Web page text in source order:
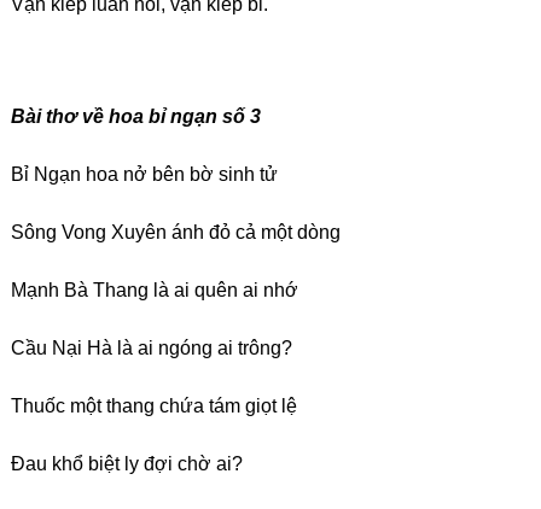
Bài thơ về hoa bỉ ngạn số 3
Bỉ Ngạn hoa nở bên bờ sinh tử
Sông Vong Xuyên ánh đỏ cả một dòng
Mạnh Bà Thang là ai quên ai nhớ
Cầu Nại Hà là ai ngóng ai trông?
Thuốc một thang chứa tám giọt lệ
Đau khổ biệt ly đợi chờ ai?